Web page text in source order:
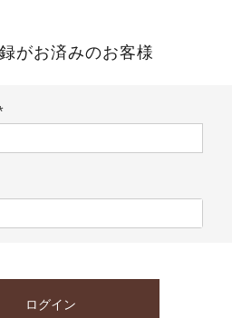
がお済みのお客様
)
ログイン